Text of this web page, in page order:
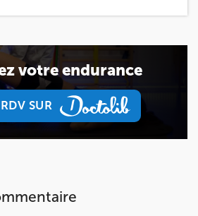
votre endurance
SUR
SUR